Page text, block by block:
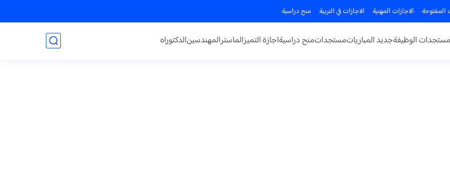
المفتوحة الاجازات المهنية الاجازات في التربية منح دراسية
مستجدات الوظيفةجديد المبارياتمستجداتمنح دراسيةاجازة التميزالماسترالمهندسينالدكتوراه